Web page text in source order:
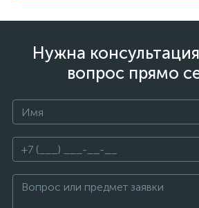
Нужна
вопрос прямо